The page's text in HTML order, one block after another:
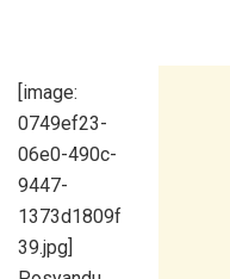
[image:
0749ef23-
06e0-490c-
9447-
1373d1809f
39.jpg]